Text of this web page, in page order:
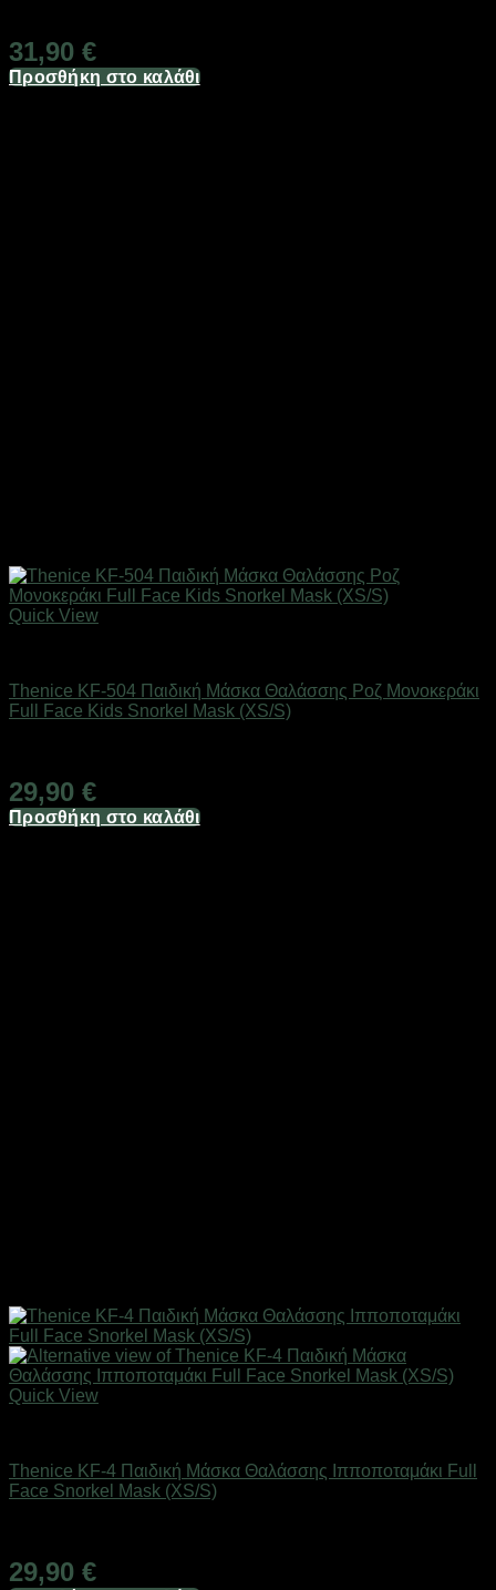
31,90 €
Προσθήκη στο καλάθι
Quick View
Thenice KF-504 Παιδική Μάσκα Θαλάσσης Ροζ Μονοκεράκι
Full Face Kids Snorkel Mask (XS/S)
29,90 €
Προσθήκη στο καλάθι
Quick View
Thenice KF-4 Παιδική Μάσκα Θαλάσσης Ιπποποταμάκι Full
Face Snorkel Mask (XS/S)
29,90 €